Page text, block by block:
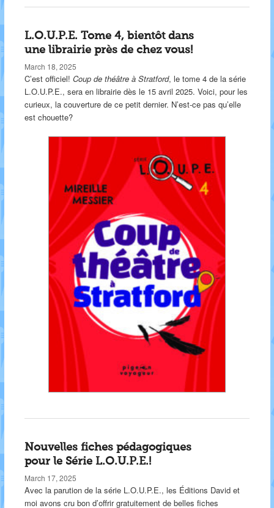
L.O.U.P.E. Tome 4, bientôt dans
une librairie près de chez vous!
March 18, 2025
C’est officiel! Coup de théâtre à Stratford, le tome 4 de la série
L.O.U.P.E., sera en librairie dès le 15 avril 2025. Voici, pour les
curieux, la couverture de ce petit dernier. N’est-ce pas qu’elle
est chouette?
Nouvelles fiches pédagogiques
pour le Série L.O.U.P.E.!
March 17, 2025
Avec la parution de la série L.O.U.P.E., les Éditions David et
moi avons cru bon d’offrir gratuitement de belles fiches